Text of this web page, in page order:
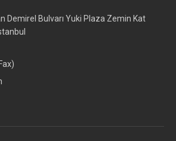
Demirel Bulvarı Yuki Plaza Zemin Kat